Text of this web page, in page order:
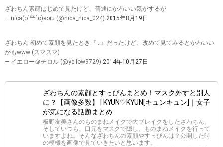
ざわちん素顔はじめて見たけど、普通にかわいい気がするが
— nica(o´罒`o)ɐɔıu (@nica_nica_024) 2015年8月19日
ざわちん 初めて素顔を見たとき『…』だったけど、改めて見てみるとかわいい
かもwww (スマスマ)
— イエロー＠チロル (@yellow9729) 2014年10月27日
ざわちんの素顔とすっぴんまとめ！マスク外すと別人
に？【画像多数】 | KYUN♡KYUN[キュンキュン]｜女子
が気になる話題まとめ
板野友美さんのものまねメイクで大ブレイクをしたざわちん。
そしていつも、口元をマスクで隠し、ものまねメイクを行って
いますよね。そんなざわちんの素顔やすっぴんは？公開した時
の模様を画像で見ていきたいと思います。